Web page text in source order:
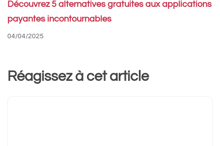
Découvrez 5 alternatives gratuites aux applications
payantes incontournables
04/04/2025
Réagissez à cet article